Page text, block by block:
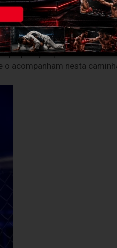
nomes doMMA
regressa à organização
a alcançar.
preparação para este
acompanham nesta